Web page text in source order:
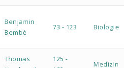
Benjamin
Bembé
73 - 123 Biologie
Thomas
125 -
Medizin